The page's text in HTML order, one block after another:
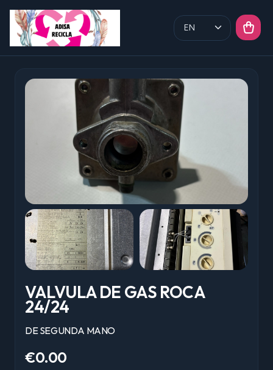
VALVULA DE GAS ROCA
24/24
DE SEGUNDA MANO
€0.00